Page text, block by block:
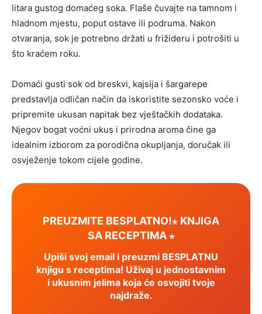
litara gustog domaćeg soka. Flaše čuvajte na tamnom i
hladnom mjestu, poput ostave ili podruma. Nakon
otvaranja, sok je potrebno držati u frižideru i potrošiti u
što kraćem roku.
Domaći gusti sok od breskvi, kajsija i šargarepe
predstavlja odličan način da iskoristite sezonsko voće i
pripremite ukusan napitak bez vještačkih dodataka.
Njegov bogat voćni ukus i prirodna aroma čine ga
idealnim izborom za porodična okupljanja, doručak ili
osvježenje tokom cijele godine.
PREUZMITE BESPLATNO!⋆ KNJIGA
SA RECEPTIMA ⋆
Upiši svoj email i preuzmi BESPLATNU
knjigu s receptima! Uživaj u jednostavnim
i ukusnim jelima koja će osvojiti tvoje
najdraže.